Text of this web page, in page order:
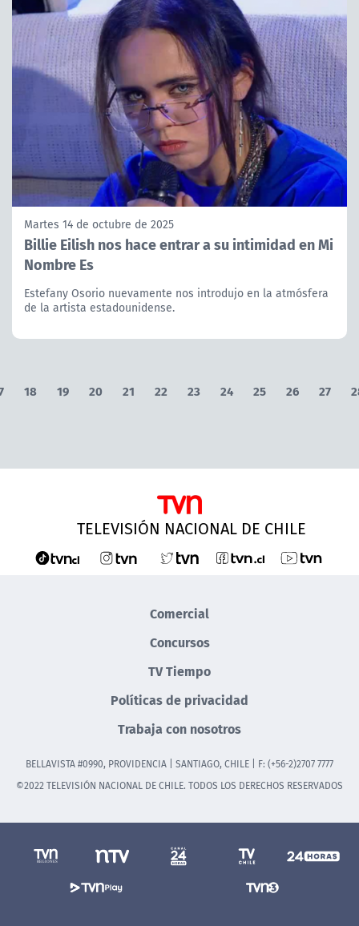
Martes 14 de octubre de 2025
Billie Eilish nos hace entrar a su intimidad en Mi
Nombre Es
Estefany Osorio nuevamente nos introdujo en la atmósfera
de la artista estadounidense.
18 19 20 21 22 23 24 25 26 27
TELEVISIÓN NACIONAL DE CHILE
Comercial
Concursos
TV Tiempo
Políticas de privacidad
Trabaja con nosotros
BELLAVISTA #0990, PROVIDENCIA | SANTIAGO, CHILE | F: (+56-2)2707 7777
©2022 TELEVISIÓN NACIONAL DE CHILE. TODOS LOS DERECHOS RESERVADOS